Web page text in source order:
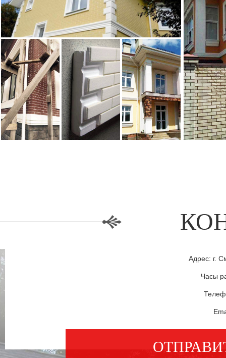
Адрес: г.
Часы